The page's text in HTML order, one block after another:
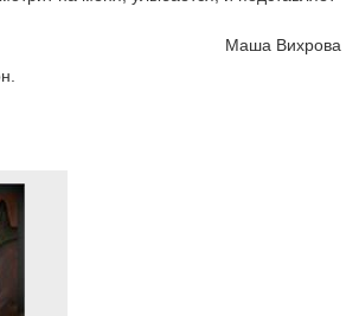
Маша Вихрова